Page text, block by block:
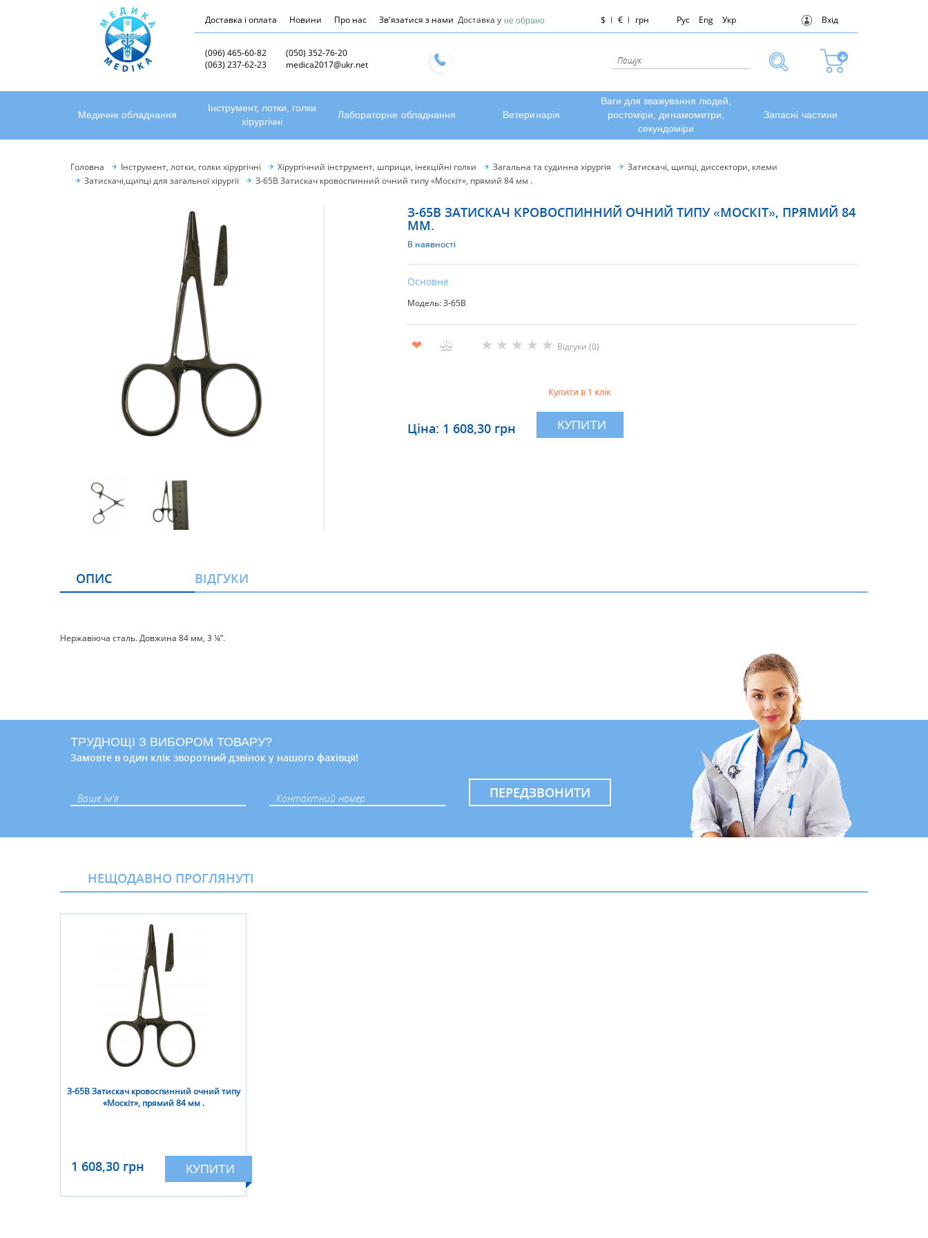
Доставка і оплата Новини Про нас Зв'язатися з нами Доставка у не обрано $ € грн Рус Eng Укр Вхід
(096) 465-60-82
(050) 352-76-20
(063) 237-62-23
medica2017@ukr.net
Медичне обладнання
Інструмент, лотки, голки
хірургічні
Лабораторне обладнання Ветеринарія
Ваги для зважування людей,
ростоміри, динамометри,
секундоміри
Запасні частини
Головна Інструмент, лотки, голки хірургічні Хірургічний інструмент, шприци, інєкційні голки Загальна та судинна хірургія
Затискачі, щипці, диссектори, клеми
Затискачі,щипці для загальної хірургії
З-65В Затискач кровоспинний очний типу «Москіт», прямий 84 мм .
З-65В ЗАТИСКАЧ КРОВОСПИННИЙ ОЧНИЙ ТИПУ «МОСКІТ», ПРЯМИЙ 84
ММ.
В наявності
Основне
Модель: З-65В
❤ ★ ★ ★ ★ ★ Відгуки (0)
Ціна: 1 608,30 грн
Купити в 1 клік
КУПИТИ
ОПИС ВІДГУКИ
Нержавіюча сталь. Довжина 84 мм, 3 ¼”.
ТРУДНОЩІ З ВИБОРОМ ТОВАРУ?
Замовте в один клік зворотний дзвінок у нашого фахівця!
ПЕРЕДЗВОНИТИ
НЕЩОДАВНО ПРОГЛЯНУТІ
З-65В Затискач кровоспинний очний типу
«Москіт», прямий 84 мм .
1 608,30 грн КУПИТИ